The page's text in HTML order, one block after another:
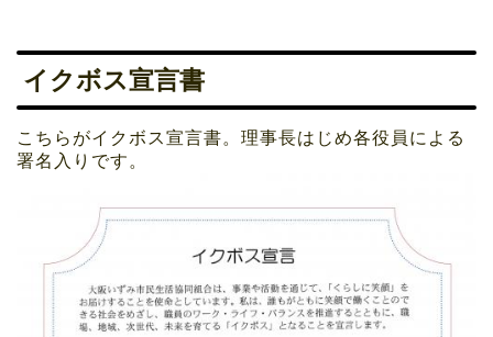
イクボス宣言書
こちらがイクボス宣言書。理事長はじめ各役員による
署名入りです。